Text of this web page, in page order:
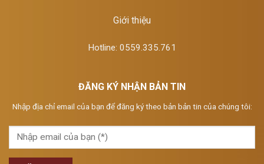
Giới thiệu
Hotline: 0559.335.761
ĐĂNG KÝ NHẬN BẢN TIN
Nhập địa chỉ email của bạn để đăng ký theo bản bản tin của chúng tôi: